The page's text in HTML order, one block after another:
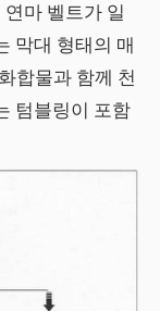
연마 벨트가 일
막대 형태의 매
합물과 함께 천
텀블링이 포함